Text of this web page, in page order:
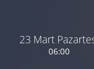
23 Mart
06:00